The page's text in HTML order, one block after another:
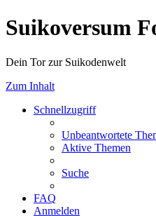
Suikoversum
Dein Tor zur Suikodenwelt
Zum Inhalt
Schnellzugriff
Unbeantwortete
Aktive Themen
Suche
FAQ
Anmelden